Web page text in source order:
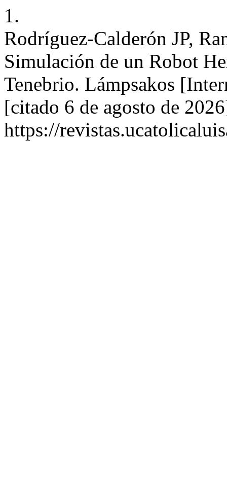
1.
Rodríguez-Calderón JP,
Simulación de un Robot
Tenebrio. Lámpsakos
[citado 6 de agosto de
https://